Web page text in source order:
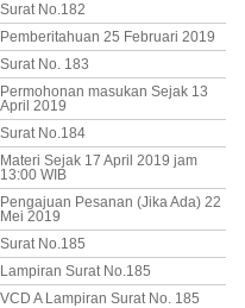
Surat No.182
Pemberitahuan 25 Februari 2019
Surat No. 183
Permohonan masukan Sejak 13
April 2019
Surat No.184
Materi Sejak 17 April 2019 jam
13:00 WIB
Pengajuan Pesanan (Jika Ada) 22
Mei 2019
Surat No.185
Lampiran Surat No.185
VCD A Lampiran Surat No. 185